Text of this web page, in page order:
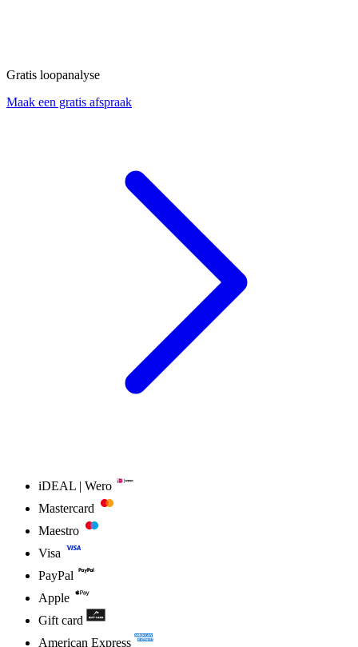
Gratis loopanalyse
Maak een gratis afspraak
iDEAL | Wero
Mastercard
Maestro
Visa
PayPal
Apple
Gift card
American Express